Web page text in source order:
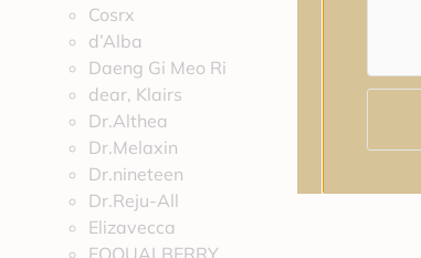
Cosrx
d’Alba
Daeng Gi Meo Ri
dear, Klairs
Dr.Althea
Dr.Melaxin
Dr.nineteen
Dr.Reju-All
Elizavecca
EQQUALBERRY